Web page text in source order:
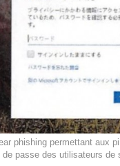
phishing permettant aux
passe des utilisateurs